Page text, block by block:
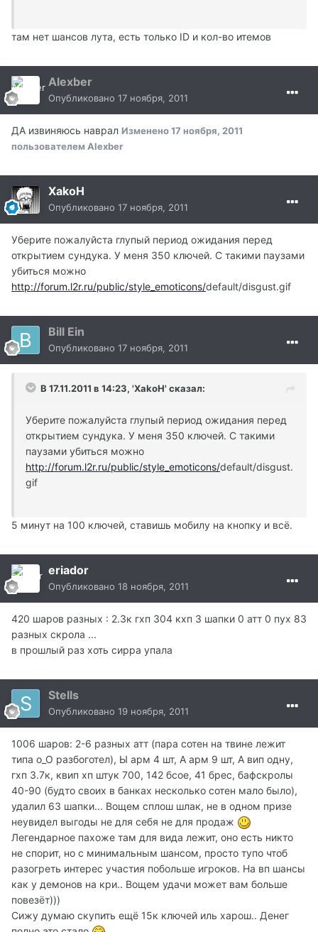
там нет шансов лута, есть только ID и кол-во итемов
Alexber
Опубликовано 17 ноября, 2011
ДА извиняюсь наврал Изменено17 ноября, 2011
пользователем Alexber
XakoH
Опубликовано 17 ноября, 2011
Уберите пожалуйста глупый период ожидания перед
открытием сундука. У меня 350 ключей. С такими паузами
убиться можно
http://forum.l2r.ru/public/style_emoticons/default/disgust.gif
Bill Ein
Опубликовано 17 ноября, 2011
В 17.11.2011 в 14:23, 'XakoH' сказал:
Уберите пожалуйста глупый период ожидания перед
открытием сундука. У меня 350 ключей. С такими
паузами убиться можно
http://forum.l2r.ru/public/style_emoticons/default/disgust.
gif
5 минут на 100 ключей, ставишь мобилу на кнопку и всё.
eriador
Опубликовано 18 ноября, 2011
420 шаров разных : 2.3к гхп 304 кхп 3 шапки 0 атт 0 пух 83
разных скрола ...
в прошлый раз хоть сирра упала
Stells
Опубликовано 19 ноября, 2011
1006 шаров: 2-6 разных атт (пара сотен на твине лежит
типа о_О разбоготел), Ы арм 4 шт, А арм 9 шт, А вип одну,
гхп 3.7к, квип хп штук 700, 142 бсое, 41 брес, бафскролы
40-90 (будто своих в банках несколько сотен мало было),
удалил 63 шапки... Вощем сплош шлак, не в одном призе
неувидел выгоды не для себя не для продаж
Легендарное пахоже там для вида лежит, оно есть никто
не спорит, но с минимальным шансом, просто тупо чтоб
разогреть интерес участия побольше игроков. На вп шансы
как у демонов на кри.. Вощем удачи может вам больше
повезёт)))
Сижу думаю скупить ещё 15к ключей иль харош.. Денег